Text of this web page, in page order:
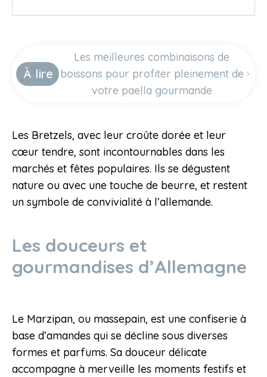
À lire
Les meilleures combinaisons de
boissons pour profiter pleinement de
votre paella gourmande
Les Bretzels, avec leur croûte dorée et leur
cœur tendre, sont incontournables dans les
marchés et fêtes populaires. Ils se dégustent
nature ou avec une touche de beurre, et restent
un symbole de convivialité à l’allemande.
Les douceurs et
gourmandises d’Allemagne
Le Marzipan, ou massepain, est une confiserie à
base d’amandes qui se décline sous diverses
formes et parfums. Sa douceur délicate
accompagne à merveille les moments festifs et